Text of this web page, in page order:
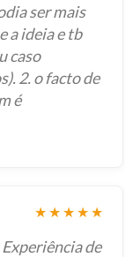
ser mais
a ideia e tb
caso
2. o facto de
é
★★★★★
de